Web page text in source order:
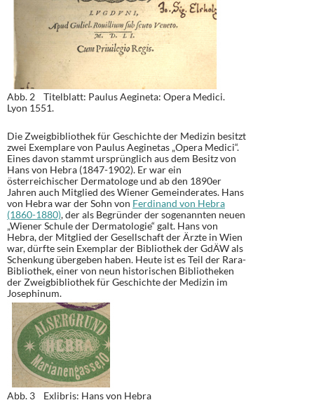
Abb. 2 Titelblatt: Paulus Aegineta: Opera Medici.
Lyon 1551.
Die Zweigbibliothek für Geschichte der Medizin besitzt
zwei Exemplare von Paulus Aeginetas „Opera Medici“.
Eines davon stammt ursprünglich aus dem Besitz von
Hans von Hebra (1847-1902). Er war ein
österreichischer Dermatologe und ab den 1890er
Jahren auch Mitglied des Wiener Gemeinderates. Hans
von Hebra war der Sohn von Ferdinand von Hebra
(1860-1880), der als Begründer der sogenannten neuen
„Wiener Schule der Dermatologie“ galt. Hans von
Hebra, der Mitglied der Gesellschaft der Ärzte in Wien
war, dürfte sein Exemplar der Bibliothek der GdÄW als
Schenkung übergeben haben. Heute ist es Teil der Rara-
Bibliothek, einer von neun historischen Bibliotheken
der Zweigbibliothek für Geschichte der Medizin im
Josephinum.
Abb. 3 Exlibris: Hans von Hebra